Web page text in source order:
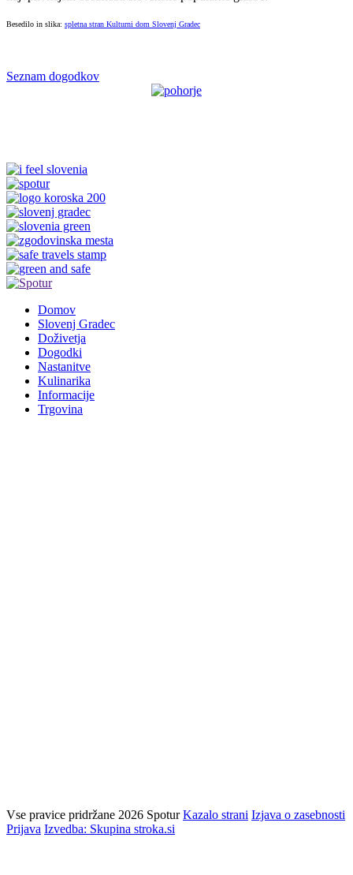
Besedilo in slika: spletna stran Kulturni dom Slovenj Gradec
Seznam dogodkov
Domov
Slovenj Gradec
Doživetja
Dogodki
Nastanitve
Kulinarika
Informacije
Trgovina
Vse pravice pridržane 2026 Spotur Kazalo strani Izjava o zasebnosti
Prijava Izvedba: Skupina stroka.si